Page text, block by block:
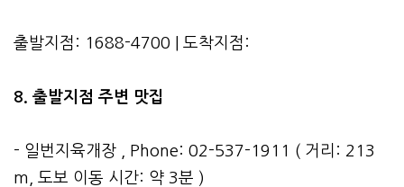
출발지점: 1688-4700 | 도착지점:
8. 출발지점 주변 맛집
- 일번지육개장 , Phone: 02-537-1911 ( 거리: 213
m, 도보 이동 시간: 약 3분 )